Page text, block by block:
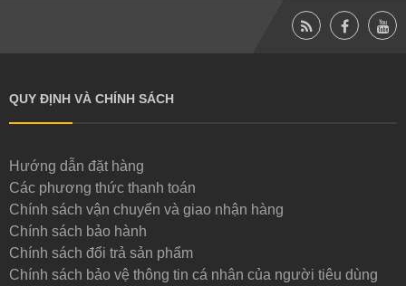
QUY ĐỊNH VÀ CHÍNH SÁCH
Hướng dẫn đặt hàng
Các phương thức thanh toán
Chính sách vận chuyển và giao nhận hàng
Chính sách bảo hành
Chính sách đổi trả sản phẩm
Chính sách bảo vệ thông tin cá nhân của người tiêu dùng